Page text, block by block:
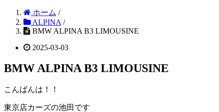
ホーム /
ALPINA /
BMW ALPINA B3 LIMOUSINE
2025-03-03
BMW ALPINA B3 LIMOUSINE
こんばんは！！
東京店カーズの池田です